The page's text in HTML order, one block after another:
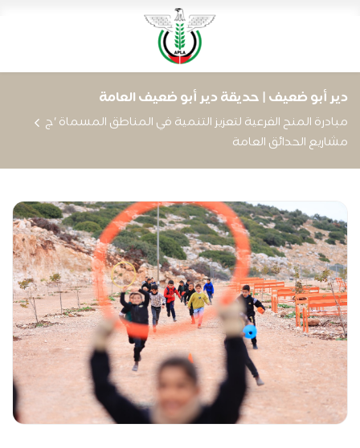
دير أبو ضعيف | حديقة دير أبو ضعيف العامة
مبادرة المنح الفرعية لتعزيز التنمية في المناطق المسماة 'ج
مشاريع الحدائق العامة